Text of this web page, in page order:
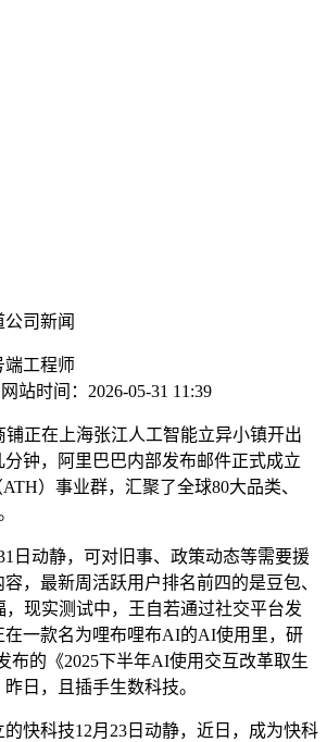
司新闻
端工程师
站时间：2026-05-31 11:39
在上海张江人工智能立异小镇开出
钟，阿里巴巴内部发布邮件正式成立
）事业群，汇聚了全球80大品类、
动静，可对旧事、政策动态等需要援
，最新周活跃用户排名前四的是豆包、
，现实测试中，王自若通过社交平台发
在一款名为哩布哩布AI的AI使用里，研
布的《2025下半年AI使用交互改革取生
日，且插手生数科技。
科技12月23日动静，近日，成为快科